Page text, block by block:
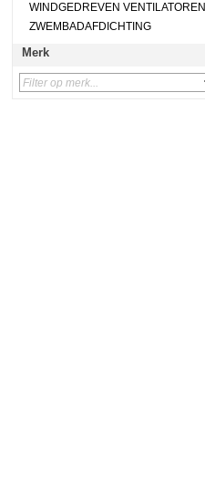
WINDGEDREVEN VENTILATOREN
ZWEMBADAFDICHTING
Merk